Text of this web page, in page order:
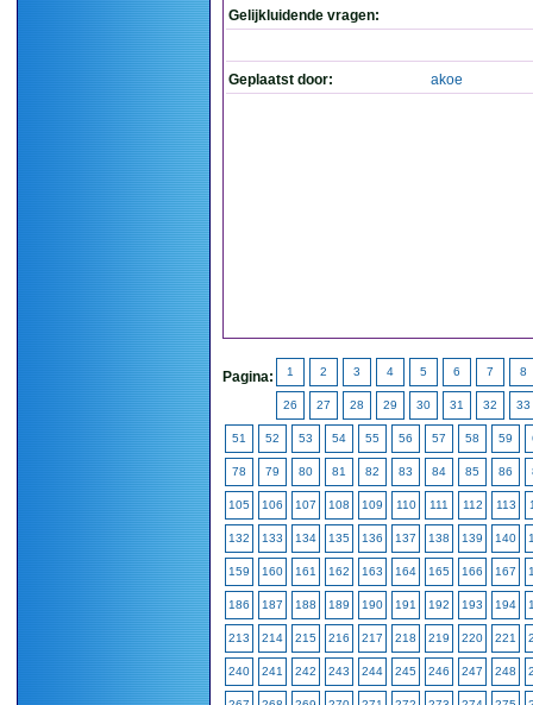
Gelijkluidende vragen:
Geplaatst door: akoe
Pagina: 1 2 3 4 5 6 7 8
26 27 28 29 30 31 32 33
51 52 53 54 55 56 57 58 59
78 79 80 81 82 83 84 85 86
105 106 107 108 109 110 111 112 113
132 133 134 135 136 137 138 139 140
159 160 161 162 163 164 165 166 167
186 187 188 189 190 191 192 193 194
213 214 215 216 217 218 219 220 221
240 241 242 243 244 245 246 247 248